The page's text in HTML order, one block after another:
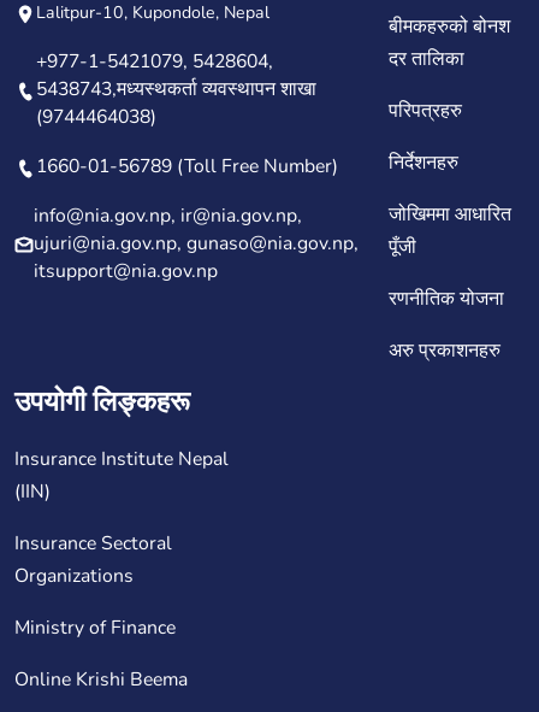
Lalitpur-10, Kupondole, Nepal
+977-1-5421079, 5428604,
5438743,मध्यस्थकर्ता व्यवस्थापन शाखा
(9744464038)
1660-01-56789 (Toll Free Number)
info@nia.gov.np, ir@nia.gov.np,
ujuri@nia.gov.np, gunaso@nia.gov.np,
itsupport@nia.gov.np
बीमकहरुको बोनश
दर तालिका
परिपत्रहरु
निर्देशनहरु
जोखिममा आधारित
पूँजी
रणनीतिक योजना
अरु प्रकाशनहरु
उपयोगी लिङ्कहरू
Insurance Institute Nepal
(IIN)
Insurance Sectoral
Organizations
Ministry of Finance
Online Krishi Beema